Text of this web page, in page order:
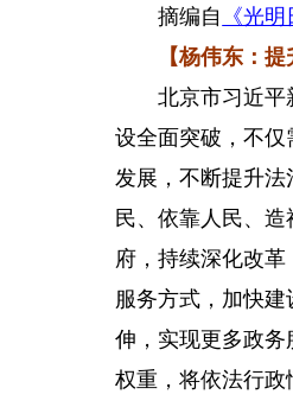
摘编自
《光明
【杨伟东：提升
北京市习近平新
设全面突破，不
发展，不断提升
民、依靠人民、
府，持续深化改
服务方式，加快
伸，实现更多政务
权重，将依法行